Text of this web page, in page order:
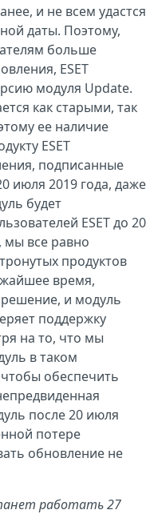
и не всем удастся
даты. Поэтому,
больше
ESET
модуля Update.
как старыми, так
ее наличие
ESET
подписанные
июля 2019 года, даже
будет
ESET до 20
мы все равно
продуктов
время,
решение, и модуль
поддержку
на то, что мы
в таком
обеспечить
после 20 июля
потере
обновление не
работать 27